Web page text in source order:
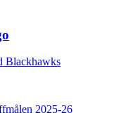
Blackhawks